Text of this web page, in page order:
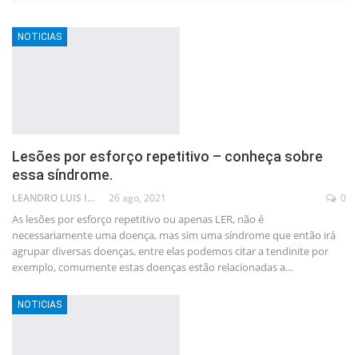
NOTICIAS
Lesões por esforço repetitivo – conheça sobre
essa síndrome.
LEANDRO LUIS ISOLA 26 ago, 2021 0
As lesões por esforço repetitivo ou apenas LER, não é
necessariamente uma doença, mas sim uma síndrome que então irá
agrupar diversas doenças, entre elas podemos citar a tendinite por
exemplo, comumente estas doenças estão relacionadas a…
NOTICIAS